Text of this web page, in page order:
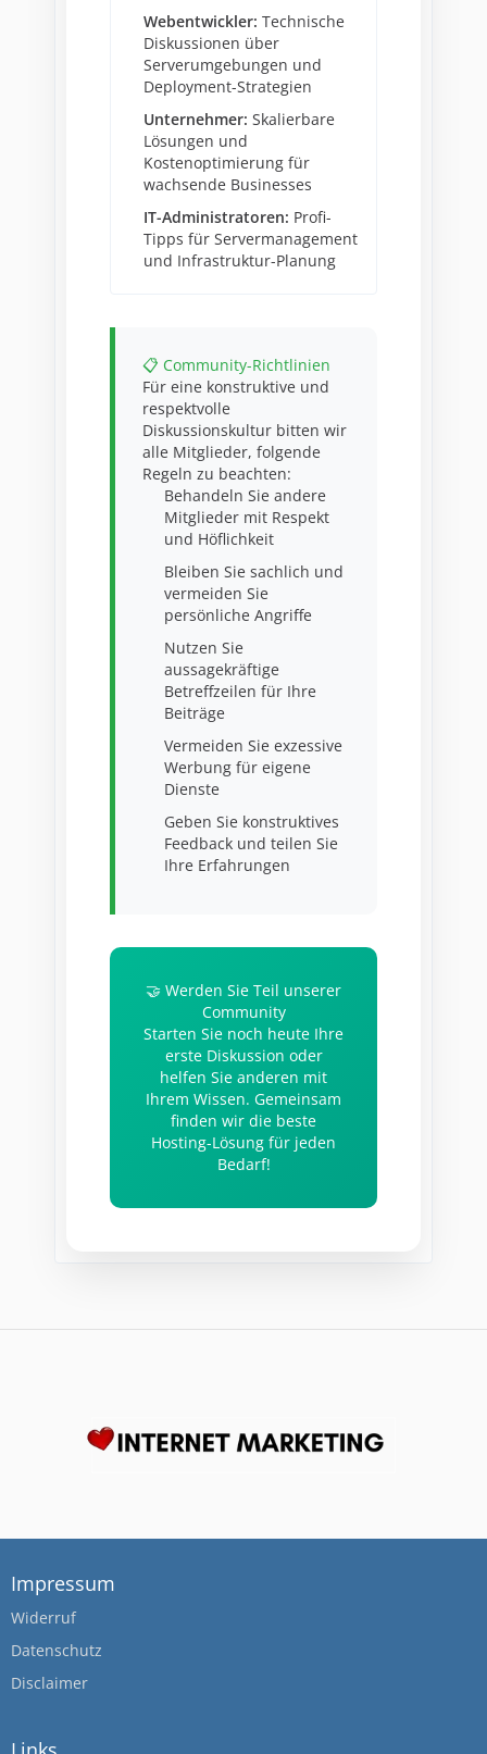
Webentwickler: Technische
Diskussionen über
Serverumgebungen und
Deployment-Strategien
Unternehmer: Skalierbare
Lösungen und
Kostenoptimierung für
wachsende Businesses
IT-Administratoren: Profi-
Tipps für Servermanagement
und Infrastruktur-Planung
📋 Community-Richtlinien
Für eine konstruktive und
respektvolle
Diskussionskultur bitten wir
alle Mitglieder, folgende
Regeln zu beachten:
Behandeln Sie andere
Mitglieder mit Respekt
und Höflichkeit
Bleiben Sie sachlich und
vermeiden Sie
persönliche Angriffe
Nutzen Sie
aussagekräftige
Betreffzeilen für Ihre
Beiträge
Vermeiden Sie exzessive
Werbung für eigene
Dienste
Geben Sie konstruktives
Feedback und teilen Sie
Ihre Erfahrungen
🤝 Werden Sie Teil unserer
Community
Starten Sie noch heute Ihre
erste Diskussion oder
helfen Sie anderen mit
Ihrem Wissen. Gemeinsam
finden wir die beste
Hosting-Lösung für jeden
Bedarf!
Impressum
Widerruf
Datenschutz
Disclaimer